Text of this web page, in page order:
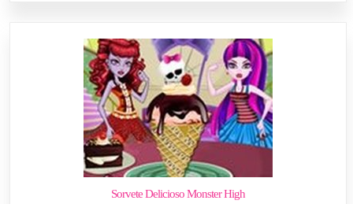
Sorvete Delicioso Monster High